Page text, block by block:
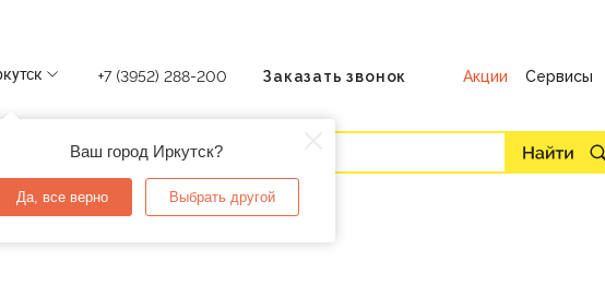
Ваш город Иркутск?
Да, все верно Выбрать другой
+7 (3952) 288-200 Заказать звонок Акции Сервисы